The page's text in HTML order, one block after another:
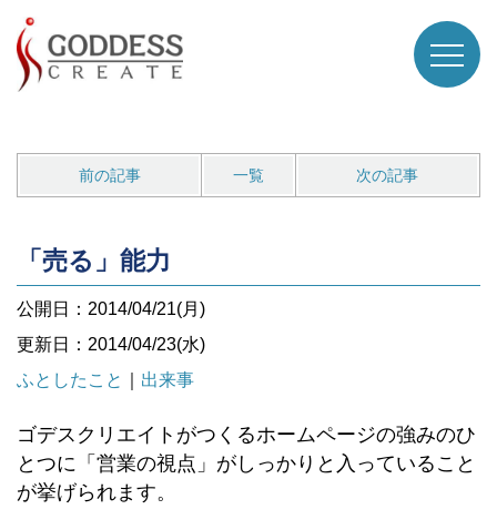
前の記事 一覧 次の記事
「売る」能力
公開日：2014/04/21(月)
更新日：2014/04/23(水)
ふとしたこと
出来事
ゴデスクリエイトがつくるホームページの強みのひ
とつに「営業の視点」がしっかりと入っていること
が挙げられます。